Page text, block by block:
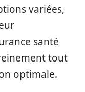
variées,
santé
tout
optimale.